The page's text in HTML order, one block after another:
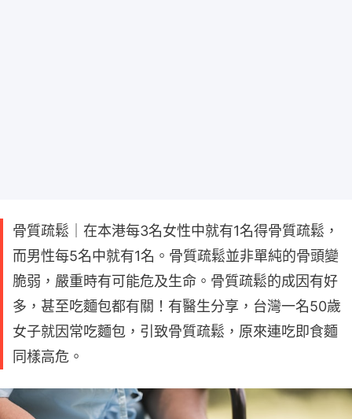
骨質疏鬆｜在本港每3名女性中就有1名得骨質疏鬆，
而男性每5名中就有1名。骨質疏鬆並非單純的骨頭變
脆弱，嚴重時有可能危及生命。骨質疏鬆的成因有好
多，甚至吃麵包都有關！有醫生分享，台灣一名50歲
女子就因常吃麵包，引致骨質疏鬆，原來連吃即食麵
同樣高危。